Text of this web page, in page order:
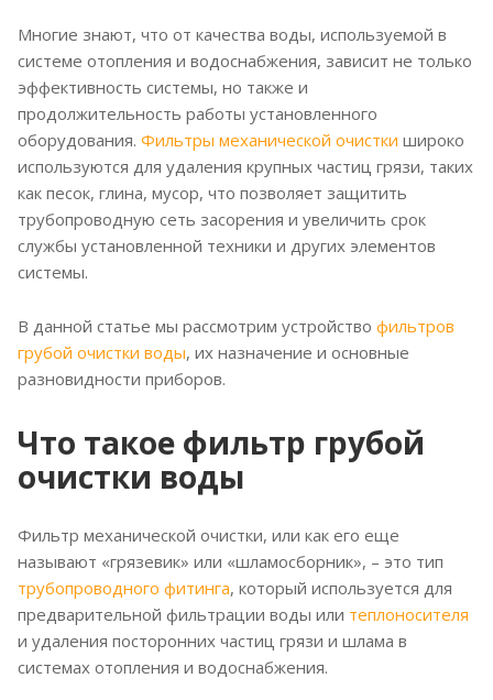
Многие знают, что от качества воды, используемой в
системе отопления и водоснабжения, зависит не только
эффективность системы, но также и
продолжительность работы установленного
оборудования. Фильтры механической очистки широко
используются для удаления крупных частиц грязи, таких
как песок, глина, мусор, что позволяет защитить
трубопроводную сеть засорения и увеличить срок
службы установленной техники и других элементов
системы.
В данной статье мы рассмотрим устройство фильтров
грубой очистки воды, их назначение и основные
разновидности приборов.
Что такое фильтр грубой
очистки воды
Фильтр механической очистки, или как его еще
называют «грязевик» или «шламосборник», – это тип
трубопроводного фитинга, который используется для
предварительной фильтрации воды или теплоносителя
и удаления посторонних частиц грязи и шлама в
системах отопления и водоснабжения.